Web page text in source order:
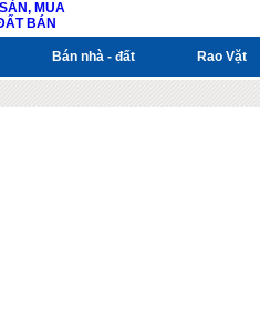
Bán nhà - đất Rao Vặt